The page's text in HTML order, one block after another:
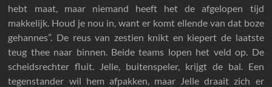
hebt maat, maar niemand heeft het de afgelopen tijd
makkelijk. Houd je nou in, want er komt ellende van dat boze
gehannes”. De reus van zestien knikt en kiepert de laatste
teug thee naar binnen. Beide teams lopen het veld op. De
scheidsrechter fluit. Jelle, buitenspeler, krijgt de bal. Een
tegenstander wil hem afpakken, maar Jelle draait zich er